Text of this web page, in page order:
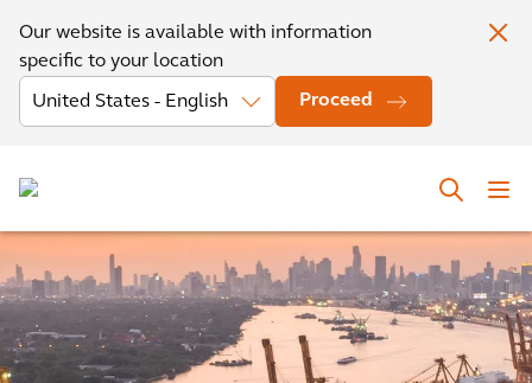
Our website is available with information
specific to your location
Proceed